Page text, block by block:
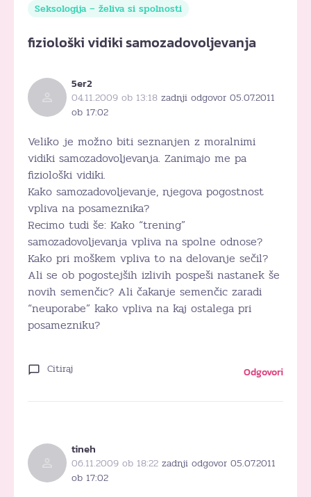
Seksologija – želiva si spolnosti
fiziološki vidiki samozadovoljevanja
5er2
04.11.2009 ob 13:18 zadnji odgovor 05.07.2011
ob 17:02
Veliko je možno biti seznanjen z moralnimi
vidiki samozadovoljevanja. Zanimajo me pa
fiziološki vidiki.
Kako samozadovoljevanje, njegova pogostnost
vpliva na posameznika?
Recimo tudi še: Kako “trening”
samozadovoljevanja vpliva na spolne odnose?
Kako pri moškem vpliva to na delovanje sečil?
Ali se ob pogostejših izlivih pospeši nastanek še
novih semenčic? Ali čakanje semenčic zaradi
“neuporabe” kako vpliva na kaj ostalega pri
posamezniku?
Citiraj Odgovori
tineh
06.11.2009 ob 18:22 zadnji odgovor 05.07.2011
ob 17:02